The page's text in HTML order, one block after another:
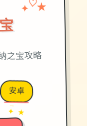
✦♡ ★
之宝攻略
安卓
→
✦ ★